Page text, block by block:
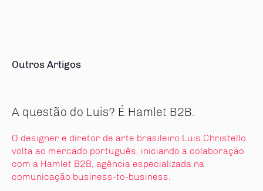
Outros Artigos
A questão do Luis? É Hamlet B2B.
O designer e diretor de arte brasileiro Luis Christello
volta ao mercado português, iniciando a colaboração
com a Hamlet B2B, agência especializada na
comunicação business-to-business.